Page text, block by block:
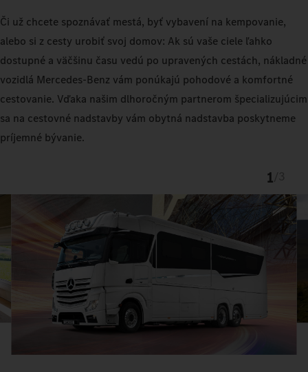
Či už chcete spoznávať mestá, byť vybavení na kempovanie,
alebo si z cesty urobiť svoj domov: Ak sú vaše ciele ľahko
dostupné a väčšinu času vedú po upravených cestách, nákladné
vozidlá Mercedes‑Benz vám ponúkajú pohodové a komfortné
cestovanie. Vďaka našim dlhoročným partnerom špecializujúcim
sa na cestovné nadstavby vám obytná nadstavba poskytneme
príjemné bývanie.
1